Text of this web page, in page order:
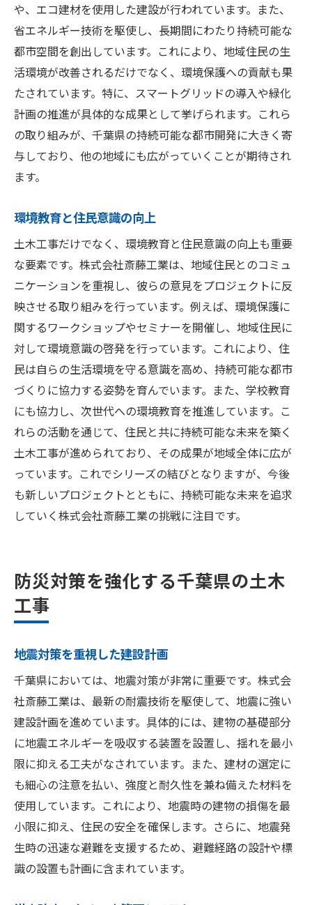
や、エコ建材を使用した建設が行われています。また、
省エネルギー技術を駆使し、長期間にわたり持続可能な
都市空間を創出しています。これにより、地域住民の生
活環境が改善されるだけでなく、環境保護への貢献も果
たされています。特に、スマートグリッドの導入や緑化
計画の推進が具体的な成果として挙げられます。これら
の取り組みが、千葉県の持続可能な都市開発に大きく寄
与しており、他の地域にも広がっていくことが期待され
ます。
環境教育と住民意識の向上
土木工事だけでなく、環境教育と住民意識の向上も重要
な要素です。株式会社斎藤工業は、地域住民とのコミュ
ニケーションを重視し、彼らの意見をプロジェクトに反
映させる取り組みを行っています。例えば、環境保護に
関するワークショップやセミナーを開催し、地域住民に
対して環境意識の啓発を行っています。これにより、住
民は自らの生活環境を守る意識を高め、持続可能な都市
づくりに協力する姿勢を育んでいます。また、学校教育
にも協力し、次世代への環境教育を推進しています。こ
れらの活動を通じて、住民と共に持続可能な未来を築く
土木工事が進められており、その成果が地域全体に広が
っています。これでシリーズの結びとなりますが、今後
も新しいプロジェクトとともに、持続可能な未来を追求
していく株式会社斎藤工業の挑戦に注目です。
防災対策を強化する千葉県の土木
工事
地震対策を重視した建設計画
千葉県においては、地震対策が非常に重要です。株式会
社斎藤工業は、最新の耐震技術を駆使して、地震に強い
建設計画を進めています。具体的には、建物の基礎部分
に地震エネルギーを吸収する装置を設置し、揺れを最小
限に抑える工夫がなされています。また、建材の選定に
も細心の注意を払い、強度と耐久性を兼ね備えた材料を
使用しています。これにより、地震時の建物の損傷を最
小限に抑え、住民の安全を確保します。さらに、地震発
生時の迅速な避難を支援するため、避難経路の設計や標
識の設置も計画に含まれています。